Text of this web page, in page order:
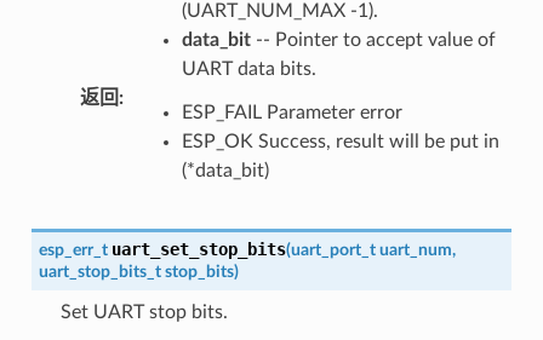
(UART_NUM_MAX -1).
data_bit-- Pointer to accept value of
UART data bits.
返回 :
ESP_FAIL Parameter error
ESP_OK Success, result will be put in
(*data_bit)
esp_err_t uart_set_stop_bits(uart_port_t uart_num,
uart_stop_bits_t stop_bits)
Set UART stop bits.